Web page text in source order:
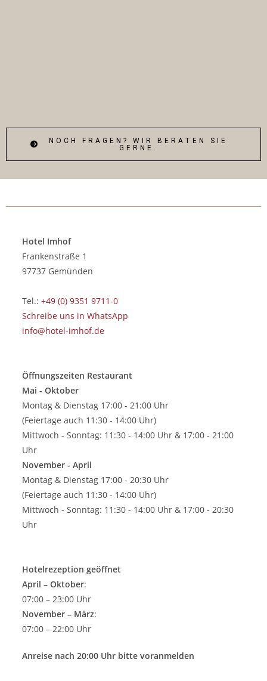
NOCH FRAGEN? WIR BERATEN SIE
GERNE.
Hotel Imhof
Frankenstraße 1
97737 Gemünden
Tel.:+49 (0) 9351 9711-0
Schreibe uns in WhatsApp
info@hotel-imhof.de
Öffnungszeiten Restaurant
Mai - Oktober
Montag & Dienstag 17:00 - 21:00 Uhr
(Feiertage auch 11:30 - 14:00 Uhr)
Mittwoch - Sonntag: 11:30 - 14:00 Uhr & 17:00 - 21:00
Uhr
November - April
Montag & Dienstag 17:00 - 20:30 Uhr
(Feiertage auch 11:30 - 14:00 Uhr)
Mittwoch - Sonntag: 11:30 - 14:00 Uhr & 17:00 - 20:30
Uhr
Hotelrezeption geöffnet
April – Oktober:
07:00 – 23:00 Uhr
November – März:
07:00 – 22:00 Uhr
Anreise nach 20:00 Uhr bitte voranmelden